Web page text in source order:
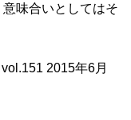
味合いとしてはそ
2015年6月